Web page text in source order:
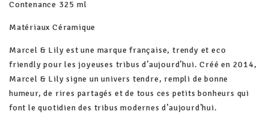
Contenance 325 ml
Matériaux Céramique
Marcel & Lily est une marque française, trendy et eco
friendly pour les joyeuses tribus d’aujourd’hui. Créé en 2014,
Marcel & Lily signe un univers tendre, rempli de bonne
humeur, de rires partagés et de tous ces petits bonheurs qui
font le quotidien des tribus modernes d’aujourd’hui.